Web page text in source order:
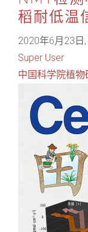
稻耐低温
2020年6月23日
Super User
中国科学院植物